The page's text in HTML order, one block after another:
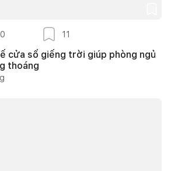
0 11
cửa sổ giếng trời giúp phòng ngủ
thoáng